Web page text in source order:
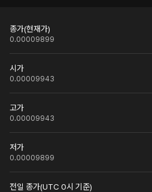
종가(현재가)
0.00009899
시가
0.00009943
고가
0.00009943
저가
0.00009899
전일 종가(UTC 0시 기준)